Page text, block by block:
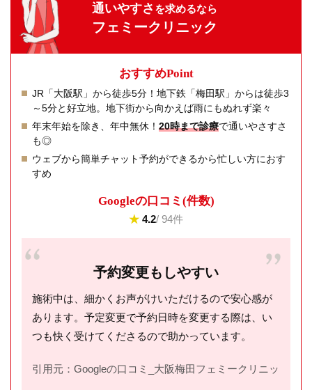
通いやすさ を求めるなら
フェミークリニック
おすすめPoint
JR「大阪駅」から徒歩5分！地下鉄「梅田駅」からは徒歩3
～5分と好立地。地下街から向かえば雨にもぬれず楽々
年末年始を除き、年中無休！ 20時まで診療で通いやさすさ
も◎
ウェブから簡単チャット予約ができるから忙しい方におす
すめ
Googleの⼝コミ(件数)
★ 4.2/ 94件
予約変更もしやすい
施術中は、細かくお声がけいただけるので安心感が
あります。予定変更で予約日時を変更する際は、い
つも快く受けてくださるので助かっています。
引用元：Googleの口コミ_大阪梅田フェミークリニック(